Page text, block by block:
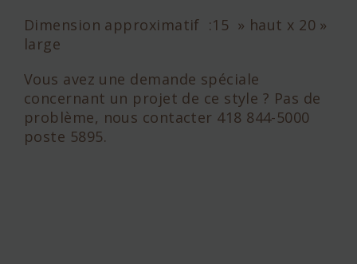
Dimension approximatif :15 » haut x 20 »
large
Vous avez une demande spéciale
concernant un projet de ce style ? Pas de
problème, nous contacter 418 844-5000
poste 5895.